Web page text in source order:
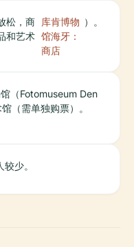
松，商
和艺术
库肯博物
馆海牙：
商店
）。
（Fotomuseum Den
（需单独购票）。
少。